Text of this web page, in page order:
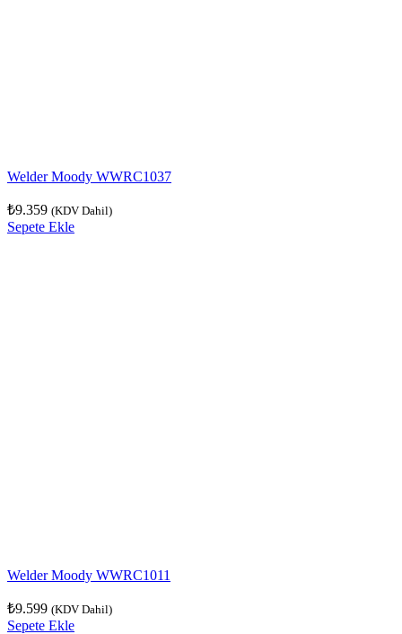
Welder Moody WWRC1037
₺9.359 (KDV Dahil)
Sepete Ekle
Welder Moody WWRC1011
₺9.599 (KDV Dahil)
Sepete Ekle